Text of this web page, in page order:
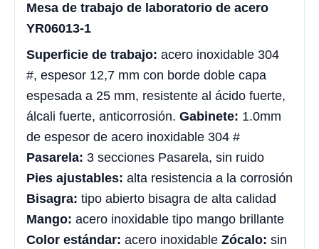
Mesa de trabajo de laboratorio de acero
YR06013-1
Superficie de trabajo: acero inoxidable 304
#, espesor 12,7 mm con borde doble capa
espesada a 25 mm, resistente al ácido fuerte,
álcali fuerte, anticorrosión. Gabinete: 1.0mm
de espesor de acero inoxidable 304 #
Pasarela: 3 secciones Pasarela, sin ruido
Pies ajustables: alta resistencia a la corrosión
Bisagra: tipo abierto bisagra de alta calidad
Mango: acero inoxidable tipo mango brillante
Color estándar: acero inoxidable Zócalo: sin